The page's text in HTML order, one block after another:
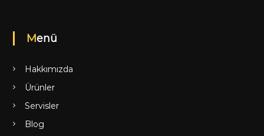
Menü
Hakkımızda
Ürünler
Servisler
Blog